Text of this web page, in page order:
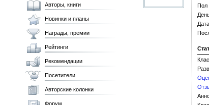
Пол
Авторы, книги
Новинки и планы
Награды, премии
Рейтинги
Рекомендации
Посетители
Авторские колонки
Форум